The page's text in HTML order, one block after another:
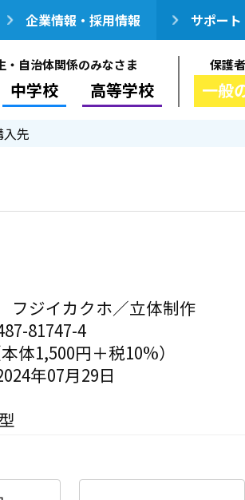
企業情報・採用情報 サポー
・自治体関係のみなさま
中学校 高等学校
保護
一般
入先
ジイカクホ／立体制作
81747-4
体1,500円＋税10%）
年07月29日